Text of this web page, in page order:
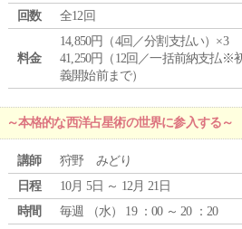
回数
全12回
料金
14,850円（4回／分割支払い）×3
41,250円（12回／一括前納支払※
義開始前まで）
本格的な西洋占星術の世界に参入する～
講師
狩野 みどり
日程
10月 5日 ～ 12月 21日
時間
毎週 （水） 19 ：00 ～ 20 ：20